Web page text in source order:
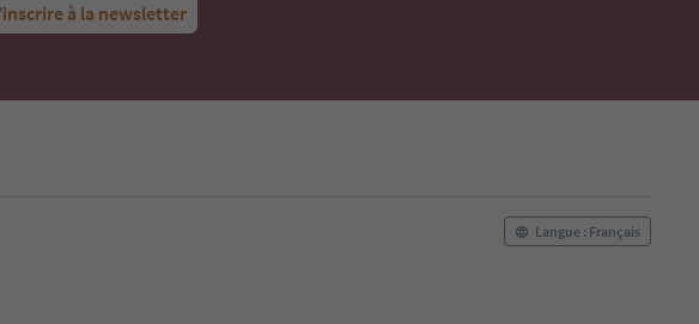
à la newsletter
Langue : Français